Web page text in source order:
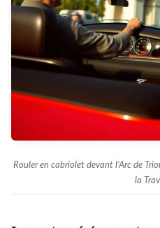
Rouler en cabriolet devant l’Arc de
la